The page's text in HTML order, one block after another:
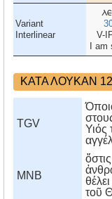
Variant
Interlinear
V-
I
ΚΑΤΑ ΛΟΥΚΑΝ
TGV
MNB
τοῦ